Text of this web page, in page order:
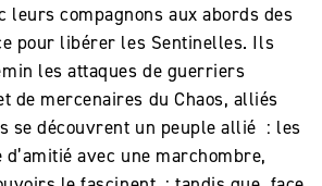
leurs compagnons aux abords des
pour libérer les Sentinelles. Ils
les attaques de guerriers
de mercenaires du Chaos, alliés
se découvrent un peuple allié : les
avec une marchombre,